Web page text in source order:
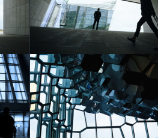
photo
photo